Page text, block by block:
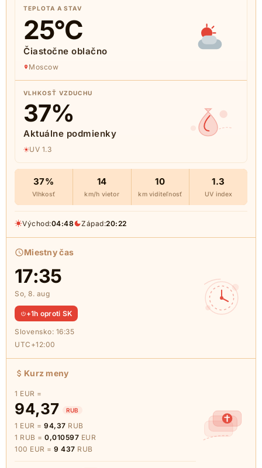
TEPLOTA A STAV
25°C
Čiastočne oblačno
Moscow
VLHKOSŤ VZDUCHU
37%
Aktuálne podmienky
UV 1.3
37%
Vlhkosť
14
km/h vietor
10
km viditeľnosť
1.3
UV index
Východ:04:48 Západ:20:22
Miestny čas
17:35
So, 8. aug
+1h oproti SK
Slovensko: 16:35
UTC+12:00
Kurz meny
1 EUR =
94,37 RUB
1 EUR = 94,37 RUB
1 RUB = 0,010597 EUR
100 EUR = 9 437 RUB